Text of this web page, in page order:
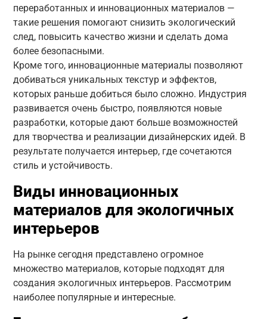
переработанных и инновационных материалов —
такие решения помогают снизить экологический
след, повысить качество жизни и сделать дома
более безопасными.
Кроме того, инновационные материалы позволяют
добиваться уникальных текстур и эффектов,
которых раньше добиться было сложно. Индустрия
развивается очень быстро, появляются новые
разработки, которые дают больше возможностей
для творчества и реализации дизайнерских идей. В
результате получается интерьер, где сочетаются
стиль и устойчивость.
Виды инновационных
материалов для экологичных
интерьеров
На рынке сегодня представлено огромное
множество материалов, которые подходят для
создания экологичных интерьеров. Рассмотрим
наиболее популярные и интересные.